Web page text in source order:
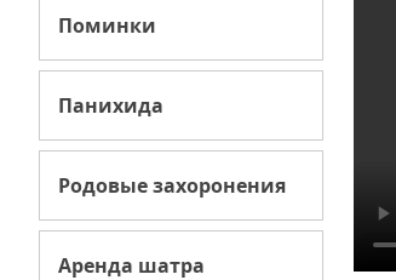
Поминки
Панихида
Родовые захоронения
Аренда шатра